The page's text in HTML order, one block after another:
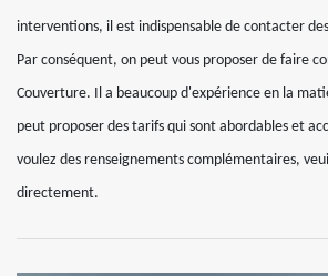
interventions, il est indispensable de contacter
Par conséquent, on peut vous proposer de faire
Couverture. Il a beaucoup d'expérience en la
peut proposer des tarifs qui sont abordables et
voulez des renseignements complémentaires,
directement.